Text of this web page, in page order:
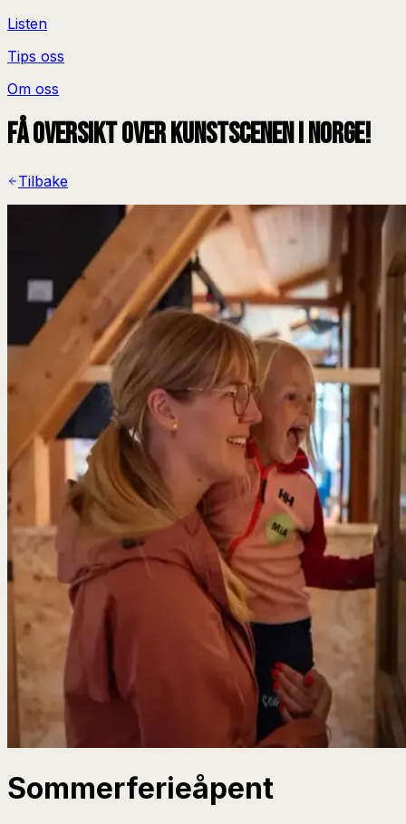
Listen
Tips oss
Om oss
Få oversikt over kunstscenen i Norge!
Tilbake
Sommerferieåpent